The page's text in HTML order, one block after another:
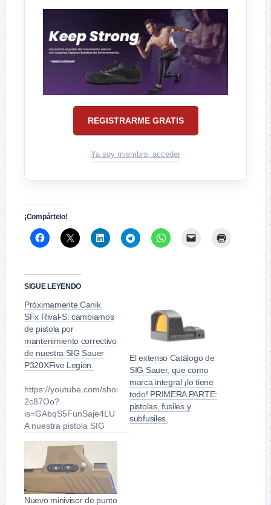
REGISTRARME GRATIS
Ya soy miembro, acceder
¡Compártelo!
SIGUE LEYENDO
Próximamente Canik
SFx Rival-S: cambiamos
de pistola por
mantenimiento correctivo
de nuestra SIG Sauer
P320XFive Legion.
https://youtube.com/shorts/WSQR-
2c87Oo?
is=GAbqS5FunSaje4LU
A nuestra pistola SIG
Legion se le ha rajado
la corredera con algo
más de 26.000 disparos
a sus espaldas. No es
ningún drama
El extenso Catálogo de
SIG Sauer, que como
marca integral ¡lo tiene
todo! PRIMERA PARTE:
pistolas, fusiles y
subfusiles.
Nuevo minivisor de punto